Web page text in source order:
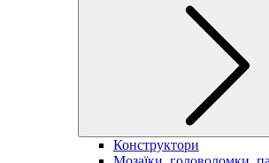
Конструктори